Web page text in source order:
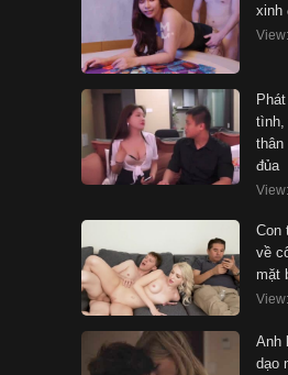
xinh
tình,
thân
đủa
Con
về
mặt
Anh
dạo